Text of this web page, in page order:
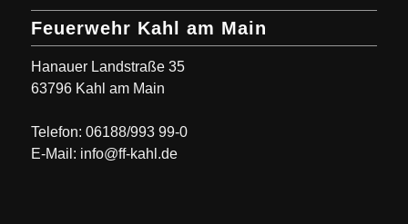
Feuerwehr Kahl am Main
Hanauer Landstraße 35
63796 Kahl am Main
Telefon: 06188/993 99-0
E-Mail: info@ff-kahl.de